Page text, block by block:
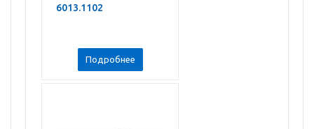
6013.1102
Подробнее